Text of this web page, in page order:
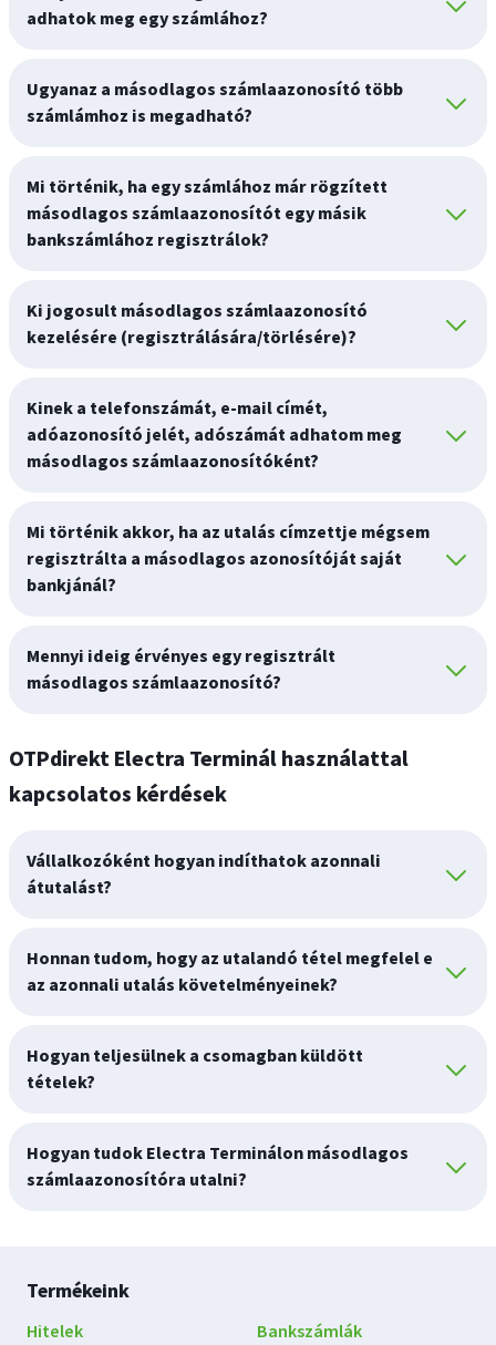
adhatok meg egy számlához?
Ugyanaz a másodlagos számlaazonosító több
számlámhoz is megadható?
Mi történik, ha egy számlához már rögzített
másodlagos számlaazonosítót egy másik
bankszámlához regisztrálok?
Ki jogosult másodlagos számlaazonosító
kezelésére (regisztrálására/törlésére)?
Kinek a telefonszámát, e-mail címét,
adóazonosító jelét, adószámát adhatom meg
másodlagos számlaazonosítóként?
Mi történik akkor, ha az utalás címzettje mégsem
regisztrálta a másodlagos azonosítóját saját
bankjánál?
Mennyi ideig érvényes egy regisztrált
másodlagos számlaazonosító?
OTPdirekt Electra Terminál használattal
kapcsolatos kérdések
Vállalkozóként hogyan indíthatok azonnali
átutalást?
Honnan tudom, hogy az utalandó tétel megfelel e
az azonnali utalás követelményeinek?
Hogyan teljesülnek a csomagban küldött
tételek?
Hogyan tudok Electra Terminálon másodlagos
számlaazonosítóra utalni?
Lábléc
navigáció
Termékeink
Hitelek
Bankszámlák